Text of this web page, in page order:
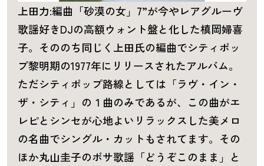
上田力:編曲「砂漠の女」7”が今やレアグルーヴ
歌謡好きDJの高額ウォント盤と化した槙岡婦喜
子。そののち同じく上田氏の編曲でシティポッ
プ黎明期の1977年にリリースされたアルバム。
ただシティポップ路線としては「ラヴ・イン・
ザ・シティ」の１曲のみであるが、この曲がエ
レピとシンセが心地よいリラックスした美メロ
の名曲でシングル・カットもされてます。その
ほか丸山圭子のボサ歌謡「どうぞこのまま」と